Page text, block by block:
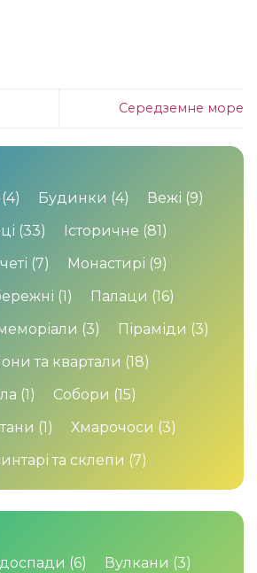
Середземне море
(4) Будинки (4) Вежі (9)
(33) Історичне (81)
(7) Монастирі (9)
(1) Палаци (16)
(3) Піраміди (3)
та квартали (18)
(1) Собори (15)
(1) Хмарочоси (3)
та склепи (7)
(6) Вулкани (3)